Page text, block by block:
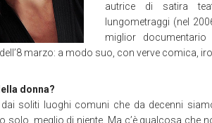
autrice di satira
lungometraggi (nel
miglior
marzo: a modo suo, con verve comica,
donna?
soliti luoghi comuni che da decenni
meglio di niente. Ma c’è qualcosa che